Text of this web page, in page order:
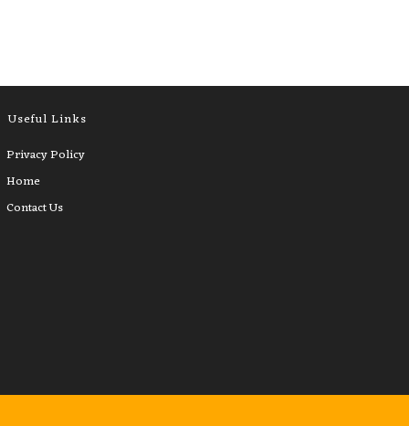
Useful Links
Privacy Policy
Home
Contact Us